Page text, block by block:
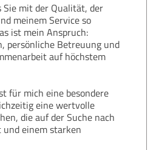
Sie mit der Qualität, der
meinem Service so
ist mein Anspruch:
persönliche Betreuung und
auf höchstem
für mich eine besondere
eine wertvolle
die auf der Suche nach
einem starken